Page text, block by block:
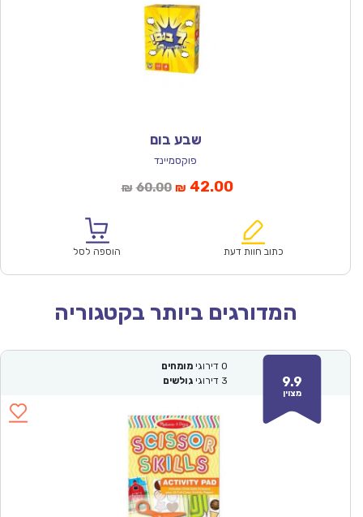
שבע בום
פוקסמיינד
₪ 60.00המחיר
₪60.00.
₪ 42.00המחיר
הוא:
כתוב חוות דעת הוספה לסל
המדורגים ביותר בקטגוריה
9.9
מצוין
0 דירוגי מומחים
3 דירוגי גולשים